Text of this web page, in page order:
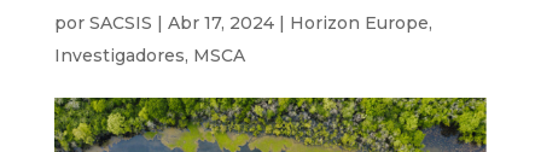
por SACSIS | Abr 17, 2024| Horizon Europe,
Investigadores, MSCA